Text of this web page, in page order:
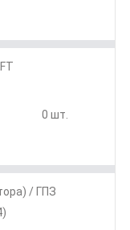
0 шт.
/ ГПЗ